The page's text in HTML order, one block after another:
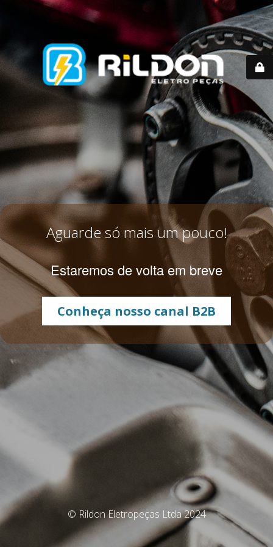
Aguarde só mais um pouco!
Estaremos de volta em breve
Conheça nosso canal B2B
© Rildon Eletropeças Ltda 2024